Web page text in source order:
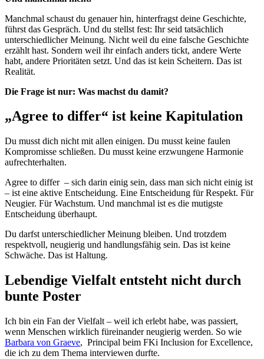
Manchmal schaust du genauer hin, hinterfragst deine Geschichte,
führst das Gespräch. Und du stellst fest: Ihr seid tatsächlich
unterschiedlicher Meinung. Nicht weil du eine falsche Geschichte
erzählt hast. Sondern weil ihr einfach anders tickt, andere Werte
habt, andere Prioritäten setzt. Und das ist kein Scheitern. Das ist
Realität.
Die Frage ist nur: Was machst du damit?
„Agree to differ“ ist keine Kapitulation
Du musst dich nicht mit allen einigen. Du musst keine faulen
Kompromisse schließen. Du musst keine erzwungene Harmonie
aufrechterhalten.
Agree to differ – sich darin einig sein, dass man sich nicht einig ist
– ist eine aktive Entscheidung. Eine Entscheidung für Respekt. Für
Neugier. Für Wachstum. Und manchmal ist es die mutigste
Entscheidung überhaupt.
Du darfst unterschiedlicher Meinung bleiben. Und trotzdem
respektvoll, neugierig und handlungsfähig sein. Das ist keine
Schwäche. Das ist Haltung.
Lebendige Vielfalt entsteht nicht durch
bunte Poster
Ich bin ein Fan der Vielfalt – weil ich erlebt habe, was passiert,
wenn Menschen wirklich füreinander neugierig werden. So wie
Barbara von Graeve, Principal beim FKi Inclusion for Excellence,
die ich zu dem Thema interviewen durfte.